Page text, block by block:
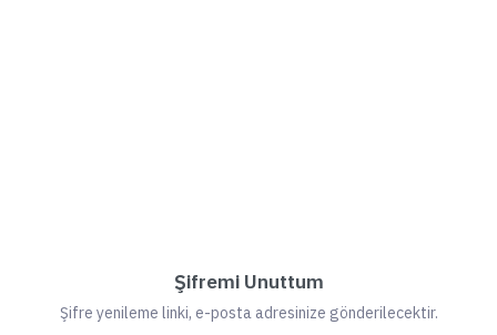
Şifremi Unuttum
Şifre yenileme linki, e-posta adresinize gönderilecektir.